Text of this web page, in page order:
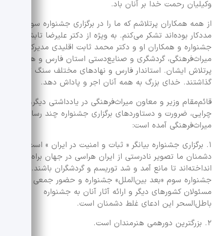
وکیلیان رحمت خدا بر آنان باد.
از همه همکاران پرتلاشم که ما را در برگزاری جشنواره سوم یار و
مددکار بوده‌اند تشکر می‌کنم. به ویژه از دکتر علیرضا تابش دبیر
جشنواره و همکاران او و دکتر محمد ثابت اقلیدی مدیرکل
میراث‌فرهنگی، گردشگری و صنایع‌دستی استان فارس و همکاران
پرتلاش ایشان. استاندار فارس و نهادهای مختلف سنگ تمام
گذاشتند. خدای بزرگ به همه آنان اجر و پاداش دهد.
قائم‌مقام وزیر و معاون میراث‌فرهنگی در یادداشتی دیگر، درباره
چرایی، ضرورت و دستاوردهای برگزاری جشنواره چند رسانه‌ای
میراث‌فرهنگی آمده است:
۱. برگزاری جشنواره بیانگر « ثبات و امنیت در ایران » است.
دشمنان ما تصویر نادرستی از ایران هراسی در جهان براه
انداخته‌اند تا مانع آمد و شد توریسم و گردشگران باشند. در
جشنواره سوم «بعد بین‌الملل» جشنواره و حضور جمعی از
مسئولان کشورهای دیگر و ارائه آثار آنان به جشنواره
باطل‌السحر این ادعای غلط دشمنان است.
۲. بزرگترین دورهمی هنرمندان است.